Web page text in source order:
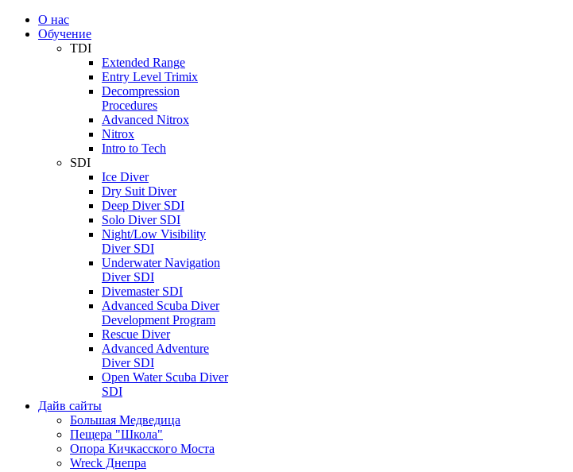
О нас
Обучение
TDI
Extended Range
Entry Level Trimix
Decompression
Procedures
Advanced Nitrox
Nitrox
Intro to Tech
SDI
Ice Diver
Dry Suit Diver
Deep Diver SDI
Solo Diver SDI
Night/Low Visibility
Diver SDI
Underwater Navigation
Diver SDI
Divemaster SDI
Advanced Scuba Diver
Development Program
Rescue Diver
Advanced Adventure
Diver SDI
Open Water Scuba Diver
SDI
Дайв сайты
Большая Медведица
Пещера "Школа"
Опора Кичкасского Моста
Wreck Днепра